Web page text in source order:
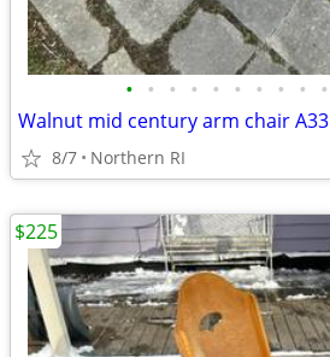
• • • • • • • • • •
Walnut mid century arm chair A33
8/7 Northern RI
$225